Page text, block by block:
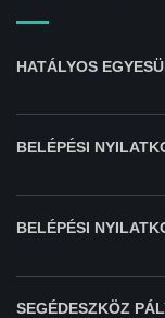
HATÁLYOS
BELÉPÉSI
BELÉPÉSI
SEGÉDESZKÖZ